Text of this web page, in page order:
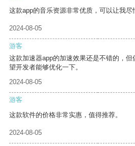
这款app的音乐资源非常优质，可以让我尽
2024-08-05
游客
这款加速器app的加速效果还是不错的，
望开发者能够优化一下。
2024-08-05
游客
这款软件的价格非常实惠，值得推荐。
2024-08-05